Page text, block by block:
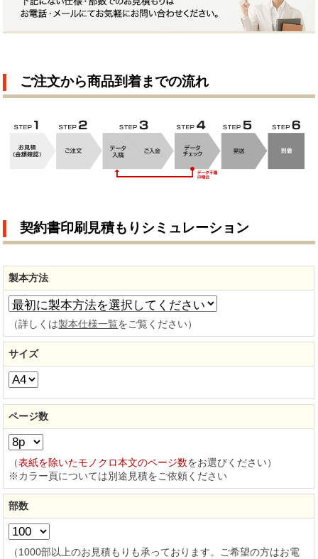
ご注文から商品到着までの流れ
契約書印刷見積もりシミュレーション
製本方法
（詳しくは製本仕様一覧をご覧ください）
サイズ
ページ数
（表紙を除いたモノクロ本文のページ数をお選びください）
※カラー頁については別途見積をご依頼ください
部数
（1000部以上のお見積もりも承っております。ご希望の方はお電